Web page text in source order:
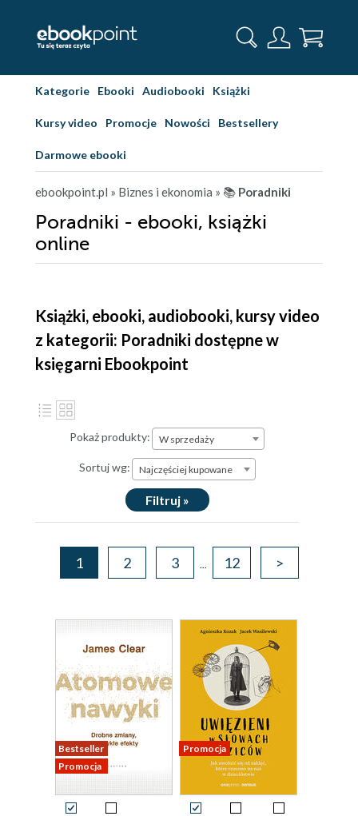
Kategorie Ebooki Audiobooki Książki
Kursy video Promocje Nowości Bestsellery
Darmowe ebooki
ebookpoint.pl » Biznes i ekonomia » 📚 Poradniki
Poradniki - ebooki, książki
online
Książki, ebooki, audiobooki, kursy video
z kategorii: Poradniki dostępne w
księgarni Ebookpoint
Pokaż produkty: W sprzedaży
Sortuj wg: Najczęściej kupowane
Filtruj »
1 2 3 ... 12 >
Bestseller
Promocja
Promocja